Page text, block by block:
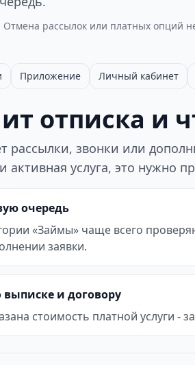
рассылок или платных опций
Приложение Личный кабинет
отписка и
рассылки, звонки или
активная услуга, это нужно
очередь
«Займы» чаще всего
заявки.
выписке и договору
стоимость платной услуги